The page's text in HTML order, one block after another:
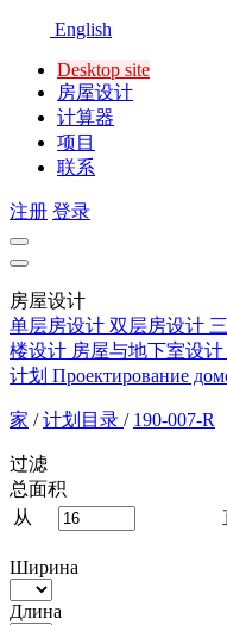
English
Desktop site
房屋设计
计算器
项目
联系
注册 登录
房屋设计
单层房设计 双层房设计
楼设计 房屋与地下室设计
计划 Проектирование
家 / 计划目录 / 190-007-R
过滤
总面积
从
Ширина
Длина